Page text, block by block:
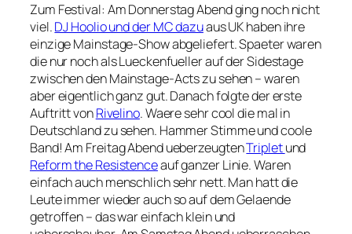
Zum Festival: Am Donnerstag Abend ging noch nicht
viel.DJ Hoolio und der MC dazuaus UK haben ihre
einzige Mainstage-Show abgeliefert. Spaeter waren
die nur noch als Lueckenfueller auf der Sidestage
zwischen den Mainstage-Acts zu sehen – waren
aber eigentlich ganz gut. Danach folgte der erste
Auftritt vonRivelino. Waere sehr cool die mal in
Deutschland zu sehen. Hammer Stimme und coole
Band! Am Freitag Abend ueberzeugtenTripletund
Reform the Resistenceauf ganzer Linie. Waren
einfach auch menschlich sehr nett. Man hatt die
Leute immer wieder auch so auf dem Gelaende
getroffen – das war einfach klein und